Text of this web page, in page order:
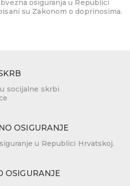
osiguranja u Republici
su Zakonom o doprinosima.
socijalne skrbi
OSIGURANJE
u Republici Hrvatskoj.
OSIGURANJE